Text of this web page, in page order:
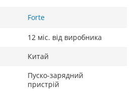
Forte
12 міс. від виробника
Китай
Пуско-зарядний
пристрій